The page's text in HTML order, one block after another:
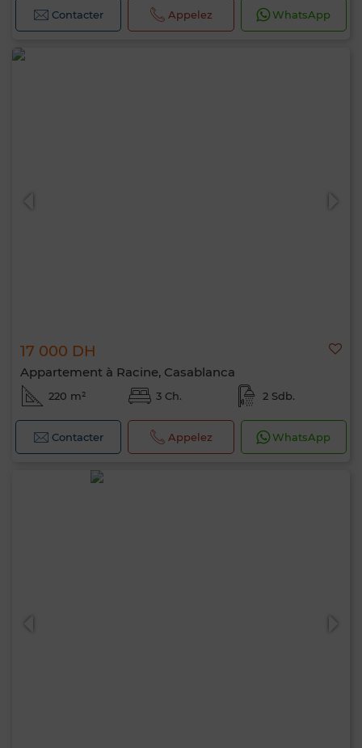
Contacter Appelez WhatsApp
17 000 DH
Appartement à Racine, Casablanca
220 m² 3 Ch. 2 Sdb.
Contacter Appelez WhatsApp